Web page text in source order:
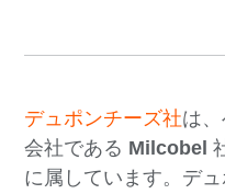
デュポンチーズ社は
会社である Milcobel
に属しています。デ